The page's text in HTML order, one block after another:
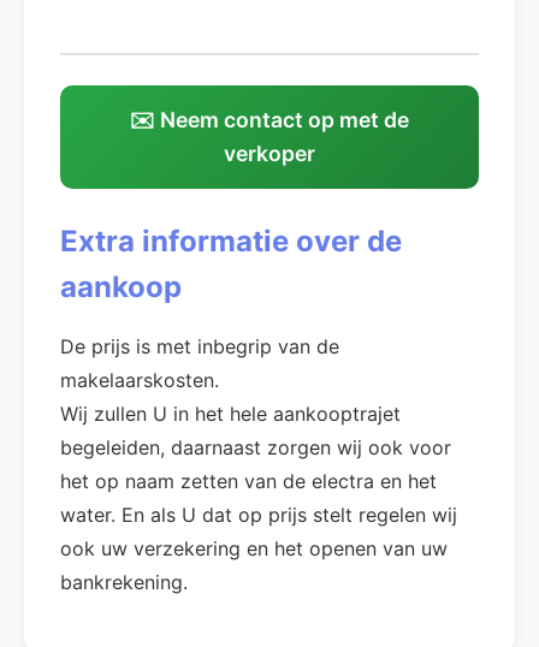
✉️ Neem contact op met de
verkoper
Extra informatie over de
aankoop
De prijs is met inbegrip van de
makelaarskosten.
Wij zullen U in het hele aankooptrajet
begeleiden, daarnaast zorgen wij ook voor
het op naam zetten van de electra en het
water. En als U dat op prijs stelt regelen wij
ook uw verzekering en het openen van uw
bankrekening.